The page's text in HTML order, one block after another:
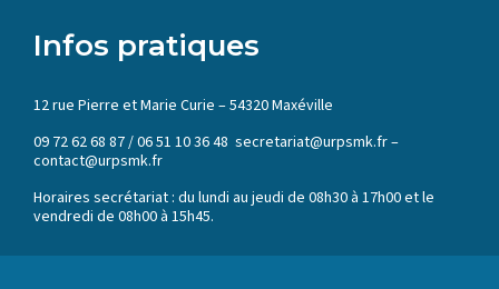
Infos pratiques
12 rue Pierre et Marie Curie – 54320 Maxéville
09 72 62 68 87 / 06 51 10 36 48 secretariat@urpsmk.fr –
contact@urpsmk.fr
Horaires secrétariat : du lundi au jeudi de 08h30 à 17h00 et le
vendredi de 08h00 à 15h45.